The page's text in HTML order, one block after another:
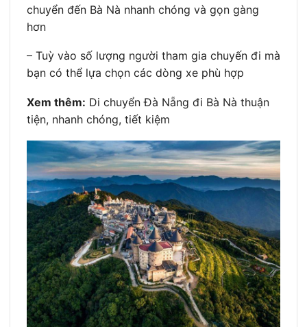
chuyển đến Bà Nà nhanh chóng và gọn gàng
hơn
– Tuỳ vào số lượng người tham gia chuyến đi mà
bạn có thể lựa chọn các dòng xe phù hợp
Xem thêm: Di chuyển Đà Nẵng đi Bà Nà thuận
tiện, nhanh chóng, tiết kiệm